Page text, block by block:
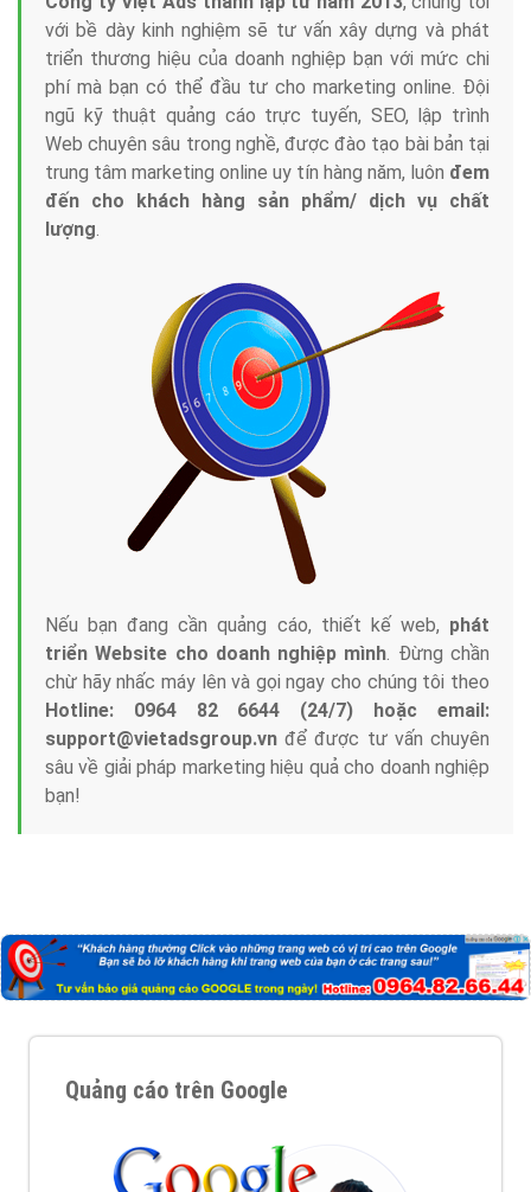
Tại sao chọn công ty Việt Ads làm đối tác
Marketing Online?
Công ty Việt Ads thành lập từ năm 2013
với bề dày kinh nghiệm sẽ tư vấn xây dựng và phát
triển thương hiệu của doanh nghiệp bạn với mức chi
phí mà bạn có thể đầu tư cho marketing online. Đội
ngũ kỹ thuật quảng cáo trực tuyến, SEO, lập trình
Web chuyên sâu trong nghề, được đào tạo bài bản tại
trung tâm marketing online uy tín hàng năm, luôn đem
đến cho khách hàng sản phẩm/ dịch vụ chất
lượng.
Nếu bạn đang cần quảng cáo, thiết kế web,
triển Website cho doanh nghiệp mình
. Đừng chần